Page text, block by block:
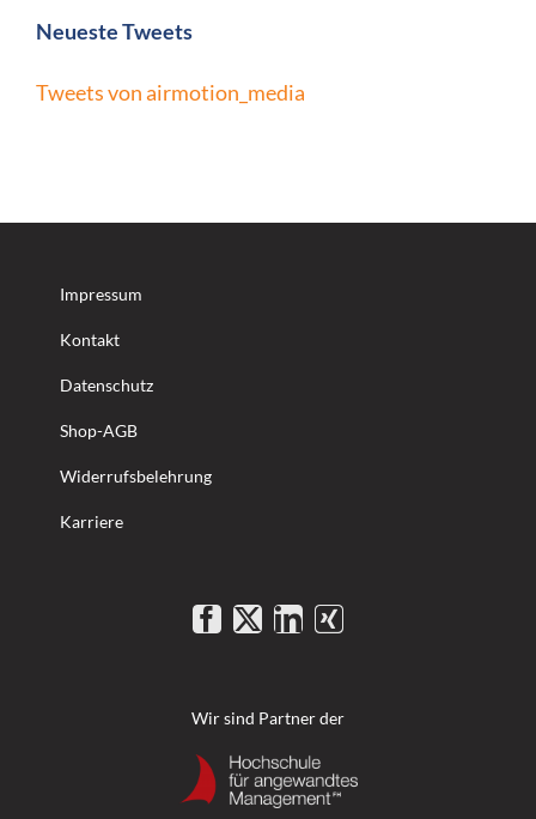
Neueste Tweets
Tweets von airmotion_media
Impressum
Kontakt
Datenschutz
Shop-AGB
Widerrufsbelehrung
Karriere
Wir sind Partner der